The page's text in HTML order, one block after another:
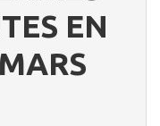
EN